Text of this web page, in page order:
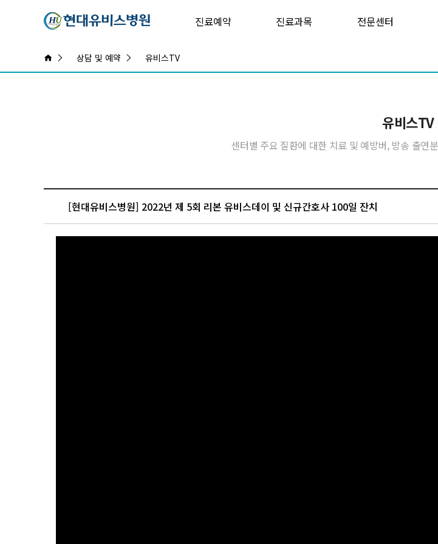
진료예약 진료과목 전문센터
상담 및 예약 유비스TV
유비스TV
센터별 주요 질환에 대한 치료 및 예방버, 방송 출연
[현대유비스병원] 2022년 제 5회 리본 유비스데이 및 신규간호사 100일 잔치